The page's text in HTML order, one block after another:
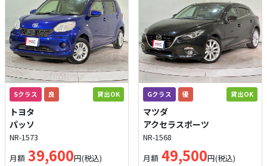
Sクラス 良 貸出OK
トヨタ
パッソ
NR-1573
月額 39,600円(税込)
Gクラス 優 貸出OK
マツダ
アクセラスポーツ
NR-1568
月額 49,500円(税込)